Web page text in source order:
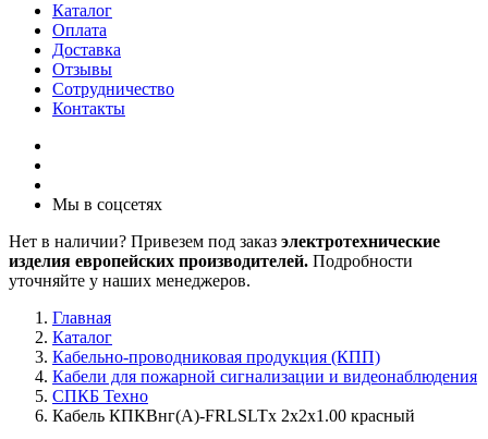
Каталог
Оплата
Доставка
Отзывы
Сотрудничество
Контакты
Мы в соцсетях
Нет в наличии? Привезем под заказ электротехнические
изделия европейских производителей. Подробности
уточняйте у наших менеджеров.
Главная
Каталог
Кабельно-проводниковая продукция (КПП)
Кабели для пожарной сигнализации и видеонаблюдения
СПКБ Техно
Кабель КПКВнг(А)-FRLSLTx 2х2х1.00 красный